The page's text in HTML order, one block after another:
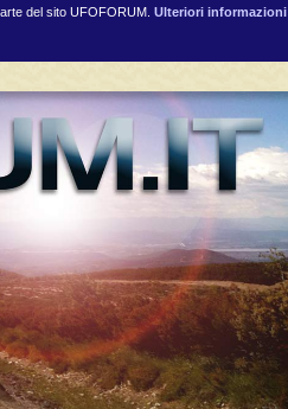
del sito UFOFORUM. Ulteriori informazioni